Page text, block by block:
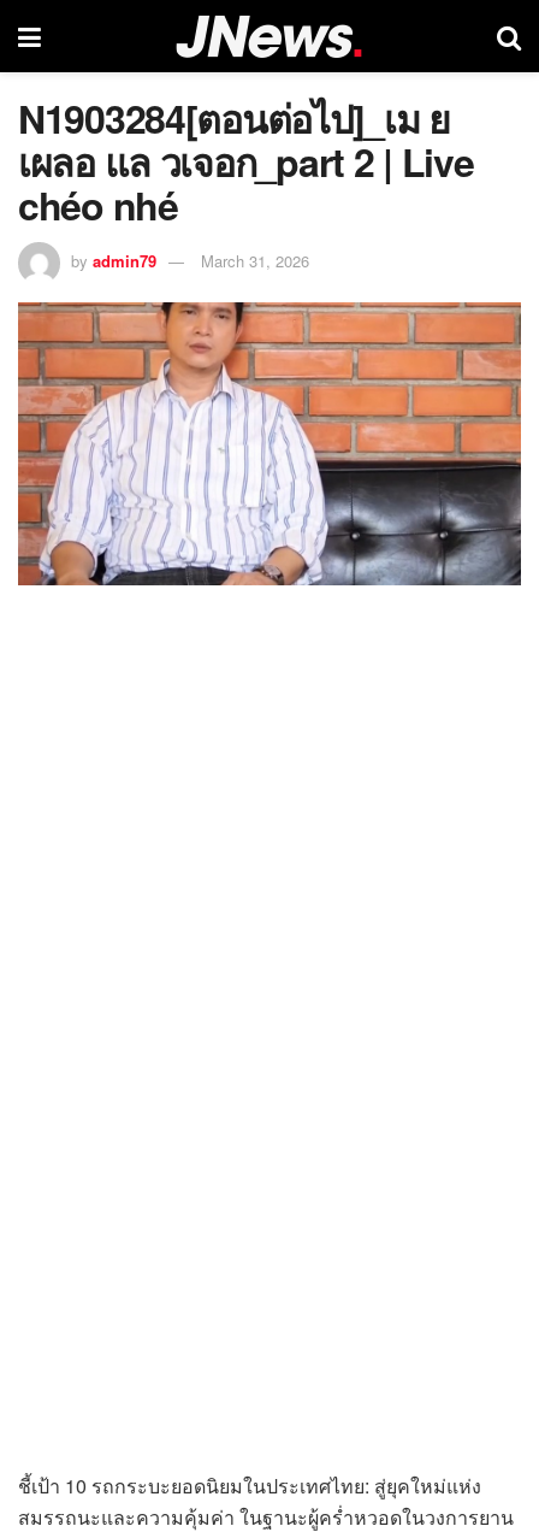
N1903284[ตอนต่อไป]_เม ย
เผลอ แล วเจอก_part 2 | Live
chéo nhé
by admin79 March 31, 2026
ชี้เป้า 10 รถกระบะยอดนิยมในประเทศไทย: สู่ยุคใหม่แห่ง
สมรรถนะและความคุ้มค่า ในฐานะผู้คร่ำหวอดในวงการยาน